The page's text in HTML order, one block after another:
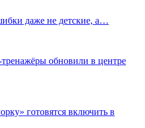
даже не детские, а…
обновили в центре
готовятся включить в